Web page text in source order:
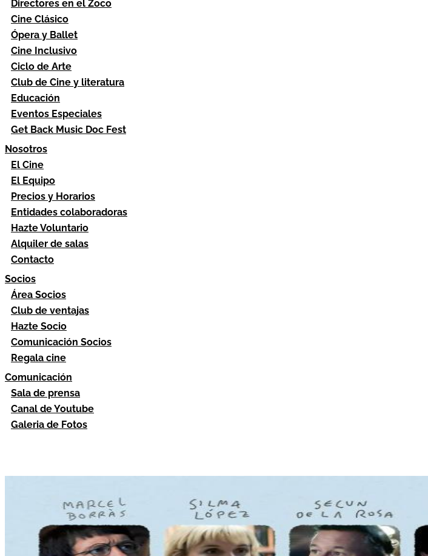
Directores en el Zoco
Cine Clásico
Ópera y Ballet
Cine Inclusivo
Ciclo de Arte
Club de Cine y literatura
Educación
Eventos Especiales
Get Back Music Doc Fest
Nosotros
El Cine
El Equipo
Precios y Horarios
Entidades colaboradoras
Hazte Voluntario
Alquiler de salas
Contacto
Socios
Área Socios
Club de ventajas
Hazte Socio
Comunicación Socios
Regala cine
Comunicación
Sala de prensa
Canal de Youtube
Galeria de Fotos